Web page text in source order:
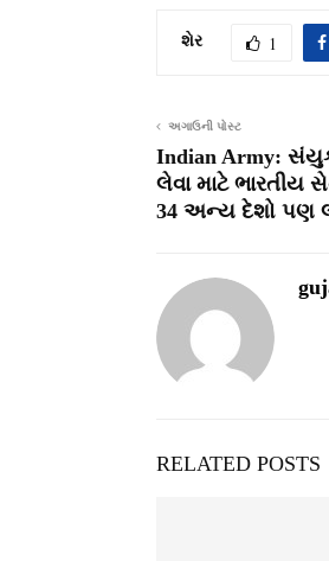
શેર 1
અગાઉની પોસ્ટ
Indian Army:
લેવા માટે ભારતીય
34 અન્ય દેશો પણ
RELATED POSTS